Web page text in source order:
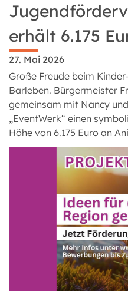
erhält 6.175
27. Mai 2026
Große Freude beim
Barleben. Bürgermeister
gemeinsam mit Nancy
„EventWerk“ einen
Höhe von 6.175 Euro an